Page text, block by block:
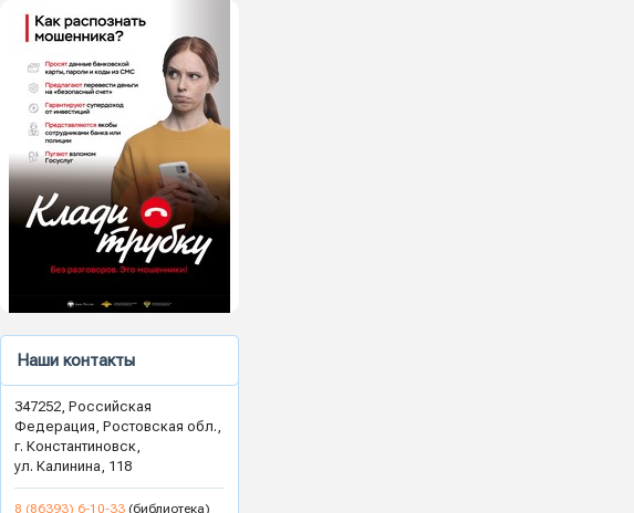
Наши контакты
347252, Российская
Федерация, Ростовская обл.,
г. Константиновск,
ул. Калинина, 118
8 (86393) 6-10-33 (библиотека)